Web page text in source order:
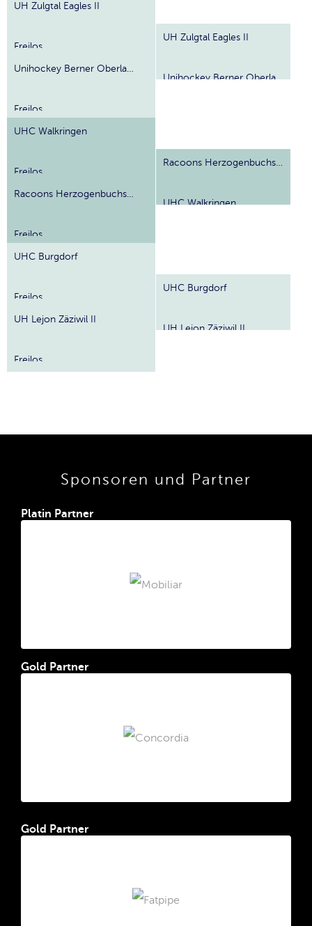
UH Zulgtal Eagles II
Freilos
Unihockey Berner Oberland II
Freilos
UHC Walkringen
Freilos
Racoons Herzogenbuchsee
Freilos
UHC Burgdorf
Freilos
UH Lejon Zäziwil II
Freilos
UH Zulgtal Eagles II
Unihockey Berner Oberland II
Racoons Herzogenbuchsee
UHC Walkringen
UHC Burgdorf
UH Lejon Zäziwil II
Sponsoren und Partner
Platin Partner
Gold Partner
Gold Partner